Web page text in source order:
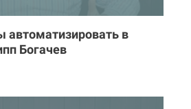
автоматизировать в
Богачев